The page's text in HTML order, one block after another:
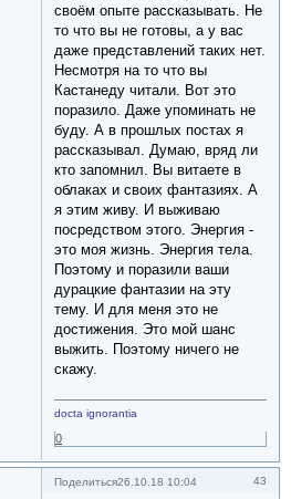
своём опыте рассказывать. Не
то что вы не готовы, а у вас
даже представлений таких нет.
Несмотря на то что вы
Кастанеду читали. Вот это
поразило. Даже упоминать не
буду. А в прошлых постах я
рассказывал. Думаю, вряд ли
кто запомнил. Вы витаете в
облаках и своих фантазиях. А
я этим живу. И выживаю
посредством этого. Энергия -
это моя жизнь. Энергия тела.
Поэтому и поразили ваши
дурацкие фантазии на эту
тему. И для меня это не
достижения. Это мой шанс
выжить. Поэтому ничего не
скажу.
docta ignorantia
0
Поделиться 43
26.10.18 10:04